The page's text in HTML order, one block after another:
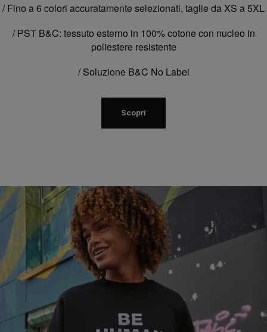
/ Fino a 6 colori accuratamente selezionati, taglie da XS a 5XL
/PST B&C: tessuto esterno in 100% cotone con nucleo in
poliestere resistente
/ Soluzione B&C No Label
Scopri